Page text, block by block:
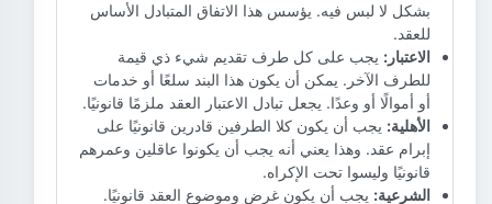
بشكل لا لبس فيه. يؤسس هذا الاتفاق المتبادل الأساس
للعقد.
الاعتبار: يجب على كل طرف تقديم شيء ذي قيمة
للطرف الآخر. يمكن أن يكون هذا البند سلعًا أو خدمات
أو أموالًا أو وعدًا. يجعل تبادل الاعتبار العقد ملزمًا قانونيًا.
الأهلية: يجب أن يكون كلا الطرفين قادرين قانونيًا على
إبرام عقد. وهذا يعني أنه يجب أن يكونوا عاقلين وعمرهم
قانونيًا وليسوا تحت الإكراه.
الشرعية: يجب أن يكون غرض وموضوع العقد قانونيًا.